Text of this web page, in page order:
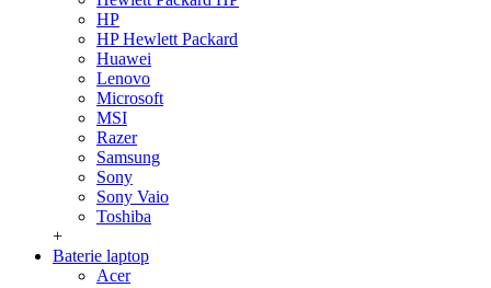
HP
HP Hewlett Packard
Huawei
Lenovo
Microsoft
MSI
Razer
Samsung
Sony
Sony Vaio
Toshiba
+
Baterie laptop
Acer